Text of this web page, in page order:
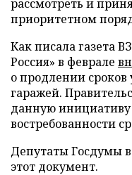
рассмотреть и
приоритетном
Как писала газета
Россия» в феврале
о продлении
гаражей.
данную инициативу
востребованности
Депутаты Госдумы
этот документ.